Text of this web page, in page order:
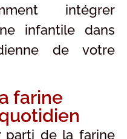
intégrer
infantile dans
de votre
farine
parti de la farine